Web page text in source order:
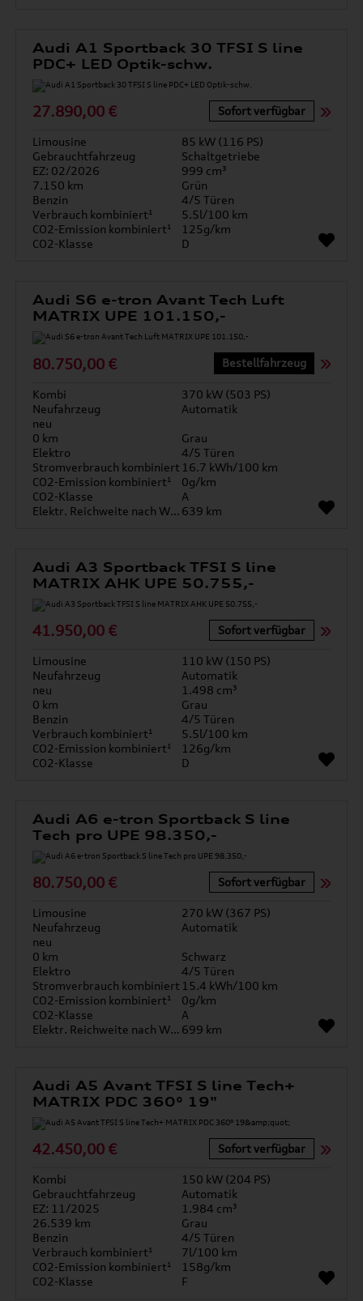
Audi A1 Sportback 30 TFSI S line
PDC+ LED Optik-schw.
27.890,00 € Sofort verfügbar
Limousine
85 kW (116 PS)
Gebrauchtfahrzeug
Schaltgetriebe
EZ: 02/2026
999 cm³
7.150 km
Grün
Benzin
4/5 Türen
Verbrauch kombiniert¹
5.5l/100 km
CO2-Emission kombiniert¹
125g/km
CO2-Klasse
D
Audi S6 e-tron Avant Tech Luft
MATRIX UPE 101.150,-
80.750,00 € Bestellfahrzeug
Kombi
370 kW (503 PS)
Neufahrzeug
Automatik
neu
0 km
Grau
Elektro
4/5 Türen
Stromverbrauch kombiniert 16.7 kWh/100 km
CO2-Emission kombiniert¹
0g/km
CO2-Klasse
A
Elektr. Reichweite nach WLTP* 639 km
Audi A3 Sportback TFSI S line
MATRIX AHK UPE 50.755,-
41.950,00 € Sofort verfügbar
Limousine
110 kW (150 PS)
Neufahrzeug
Automatik
neu
1.498 cm³
0 km
Grau
Benzin
4/5 Türen
Verbrauch kombiniert¹
5.5l/100 km
CO2-Emission kombiniert¹
126g/km
CO2-Klasse
D
Audi A6 e-tron Sportback S line
Tech pro UPE 98.350,-
80.750,00 € Sofort verfügbar
Limousine
270 kW (367 PS)
Neufahrzeug
Automatik
neu
0 km
Schwarz
Elektro
4/5 Türen
Stromverbrauch kombiniert 15.4 kWh/100 km
CO2-Emission kombiniert¹
0g/km
CO2-Klasse
A
Elektr. Reichweite nach WLTP* 699 km
Audi A5 Avant TFSI S line Tech+
MATRIX PDC 360° 19"
42.450,00 € Sofort verfügbar
Kombi
150 kW (204 PS)
Gebrauchtfahrzeug
Automatik
EZ: 11/2025
1.984 cm³
26.539 km
Grau
Benzin
4/5 Türen
Verbrauch kombiniert¹
7l/100 km
CO2-Emission kombiniert¹
158g/km
CO2-Klasse
F